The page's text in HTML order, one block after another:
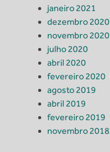
janeiro 2021
dezembro 2020
novembro 2020
julho 2020
abril 2020
fevereiro 2020
agosto 2019
abril 2019
fevereiro 2019
novembro 2018